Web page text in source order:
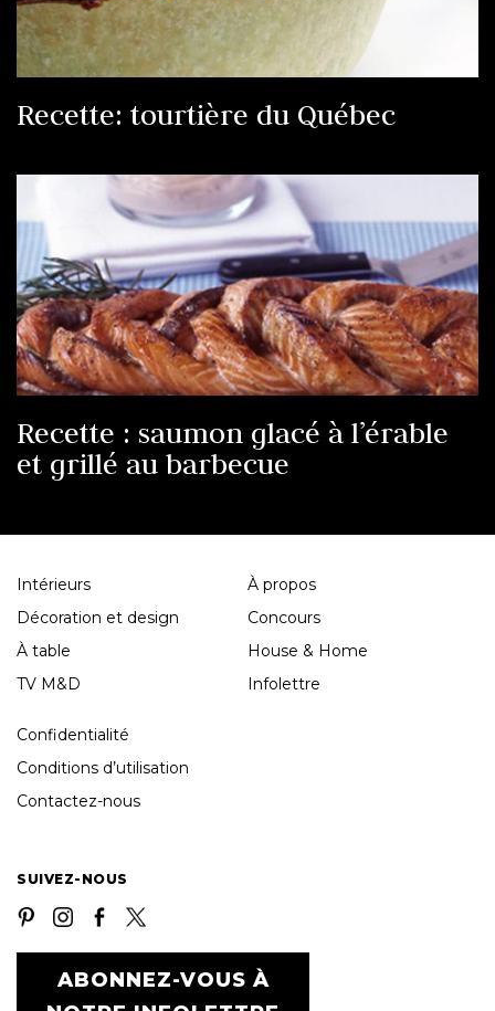
Recette: tourtière du Québec
Recette : saumon glacé à l’érable
et grillé au barbecue
Intérieurs
Décoration et design
À table
TV M&D
À propos
Concours
House & Home
Infolettre
Confidentialité
Conditions d’utilisation
Contactez-nous
SUIVEZ-NOUS
ABONNEZ-VOUS À